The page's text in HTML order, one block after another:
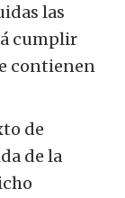
las
cumplir
contienen
de
de la